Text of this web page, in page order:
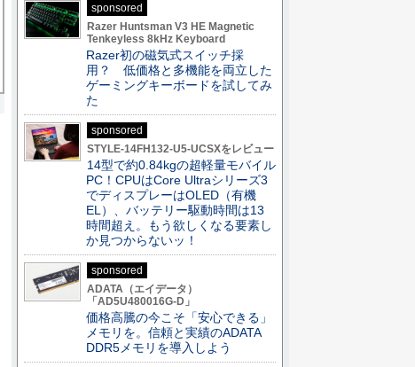
sponsored
Razer Huntsman V3 HE Magnetic
Tenkeyless 8kHz Keyboard
Razer初の磁気式スイッチ採
用？ 低価格と多機能を両立した
ゲーミングキーボードを試してみ
た
sponsored
STYLE-14FH132-U5-UCSXをレビュー
14型で約0.84kgの超軽量モバイル
PC！CPUはCore Ultraシリーズ3
でディスプレーはOLED（有機
EL）、バッテリー駆動時間は13
時間超え。もう欲しくなる要素し
か見つからないッ！
sponsored
ADATA（エイデータ）
「AD5U480016G-D」
価格高騰の今こそ「安心できる」
メモリを。信頼と実績のADATA
DDR5メモリを導入しよう